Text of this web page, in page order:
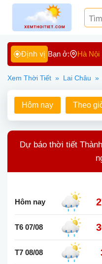
Định vị Bạn ở: Hà Nội
Xem Thời Tiết » Lai Châu »
Hôm nay Theo
Dự báo thời tiết
Hôm nay
T6 07/08
T7 08/08